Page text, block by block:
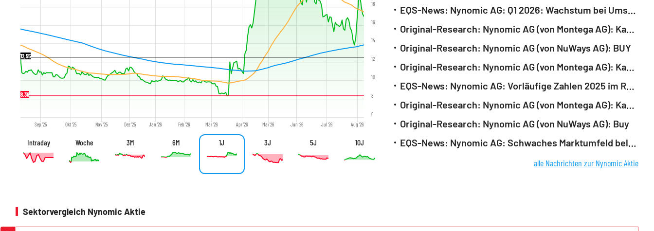
Sep '25 Okt '25 Nov '25 Dez '25 Jan '26 Feb '26 Mär '26 Apr '26 Mai '26 Jun '26 Jul '26 Aug '26
6
8
10
12
14
16
18
12,55
8,36
Intraday Woche 3M 6M 1J 3J 5J 10J
EQS-News: Nynomic AG: Q1 2026: Wachstum bei Umsatz, EBIT und Auftragsbestand / Jahresprognose bestätigt (deutsch)
Original-Research: Nynomic AG (von Montega AG): Kaufen
Original-Research: Nynomic AG (von NuWays AG): BUY
Original-Research: Nynomic AG (von Montega AG): Kaufen
EQS-News: Nynomic AG: Vorläufige Zahlen 2025 im Rahmen der angepassten Prognose / Effizienzmaßnahmen zeigen Wirkung / Rückkehr zu Wachstum ab 2026 erwartet (deutsch)
Original-Research: Nynomic AG (von Montega AG): Kaufen
Original-Research: Nynomic AG (von NuWays AG): Buy
EQS-News: Nynomic AG: Schwaches Marktumfeld belastet Q3-Ergebnis, Prognose leicht angepasst / Auftragsbestand zeigt positive Entwicklung / Starkes Q4 erwartet (deutsch)
alle Nachrichten zur Nynomic Aktie
Sektorvergleich Nynomic Aktie